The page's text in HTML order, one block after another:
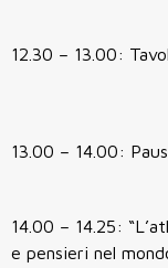
12.30 – 13.00:
13.00 – 14.00:
14.00 – 14.25:
e pensieri nel